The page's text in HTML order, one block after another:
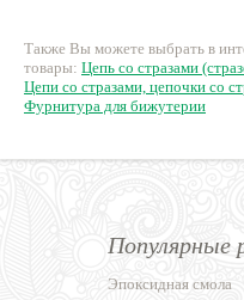
Также Вы можете выбрать в
товары: Цепь со стразами
Цепи со стразами, цепочки со
Фурнитура для бижутерии
Популярные
Эпоксидная смола